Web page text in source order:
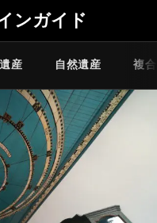
ンガイド
産 自然遺産 複